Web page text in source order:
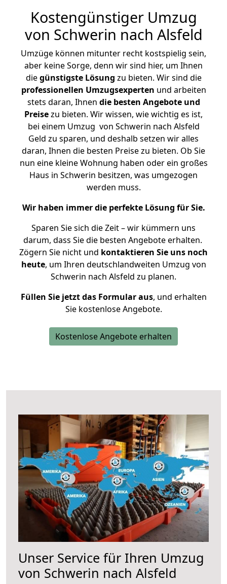
Kostengünstiger Umzug
von Schwerin nach Alsfeld
Umzüge können mitunter recht kostspielig sein,
aber keine Sorge, denn wir sind hier, um Ihnen
diegünstigste Lösung zu bieten. Wir sind die
professionellen Umzugsexperten und arbeiten
stets daran, Ihnen die besten Angebote und
Preisezu bieten. Wir wissen, wie wichtig es ist,
bei einem Umzug von Schwerin nach Alsfeld
Geld zu sparen, und deshalb setzen wir alles
daran, Ihnen die besten Preise zu bieten. Ob Sie
nun eine kleine Wohnung haben oder ein großes
Haus in Schwerin besitzen, was umgezogen
werden muss.
Wir haben immer die perfekte Lösung für Sie.
Sparen Sie sich die Zeit – wir kümmern uns
darum, dass Sie die besten Angebote erhalten.
Zögern Sie nicht und kontaktieren Sie uns noch
heute, um Ihren deutschlandweiten Umzug von
Schwerin nach Alsfeld zu planen.
Füllen Sie jetzt das Formular aus, und erhalten
Sie kostenlose Angebote.
Kostenlose Angebote erhalten
Unser Service für Ihren Umzug
von Schwerin nach Alsfeld